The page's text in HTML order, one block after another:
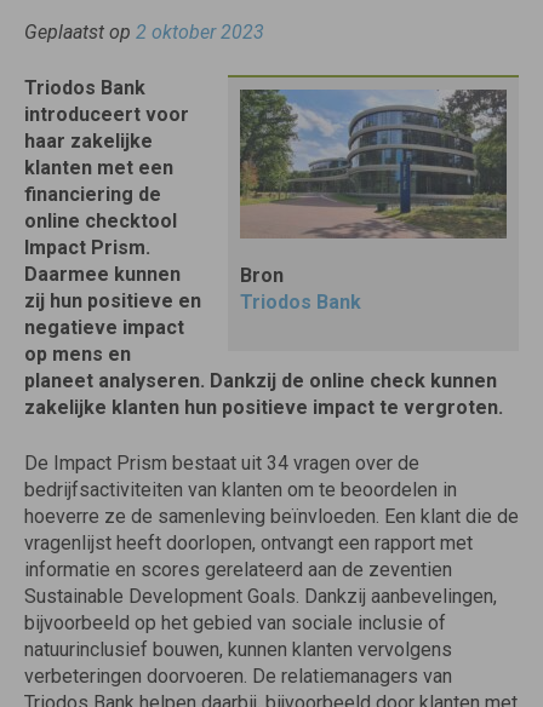
Geplaatst op 2 oktober 2023
Bron
Triodos Bank
Triodos Bank
introduceert voor
haar zakelijke
klanten met een
financiering de
online checktool
Impact Prism.
Daarmee kunnen
zij hun positieve en
negatieve impact
op mens en
planeet analyseren. Dankzij de online check kunnen
zakelijke klanten hun positieve impact te vergroten.
De Impact Prism bestaat uit 34 vragen over de
bedrijfsactiviteiten van klanten om te beoordelen in
hoeverre ze de samenleving beïnvloeden. Een klant die de
vragenlijst heeft doorlopen, ontvangt een rapport met
informatie en scores gerelateerd aan de zeventien
Sustainable Development Goals. Dankzij aanbevelingen,
bijvoorbeeld op het gebied van sociale inclusie of
natuurinclusief bouwen, kunnen klanten vervolgens
verbeteringen doorvoeren. De relatiemanagers van